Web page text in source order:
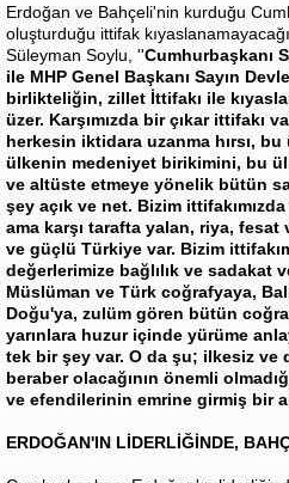
Erdoğan ve Bahçeli'nin kurduğu
oluşturduğu ittifak
Süleyman Soylu, ''Cumhurbaşkanı
ile MHP Genel Başkanı Sayın
birlikteliğin, zillet İttifakı ile
üzer. Karşımızda bir çıkar ittifakı
herkesin iktidara uzanma hırsı,
ülkenin medeniyet birikimini, bu
ve altüste etmeye yönelik bütün
şey açık ve net. Bizim
ama karşı tarafta yalan, riya, fesat
ve güçlü Türkiye var. Bizim
değerlerimize bağlılık ve sadakat
Müslüman ve Türk coğrafyaya,
Doğu'ya, zulüm gören bütün
yarınlara huzur içinde yürüme
tek bir şey var. O da şu; ilkesiz ve
beraber olacağının önemli
ve efendilerinin emrine girmiş bir
ERDOĞAN'IN LİDERLİĞİNDE,